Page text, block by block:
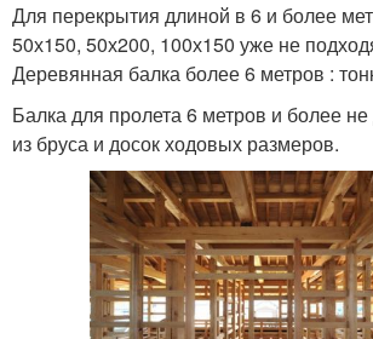
Для перекрытия длиной в 6 и более
50х150, 50х200, 100х150 уже не
Деревянная балка более 6 метров :
Балка для пролета 6 метров и более
из бруса и досок ходовых размеров.